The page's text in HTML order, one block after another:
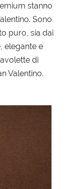
stanno
Sono
puro, sia dai
elegante e
di
Valentino.